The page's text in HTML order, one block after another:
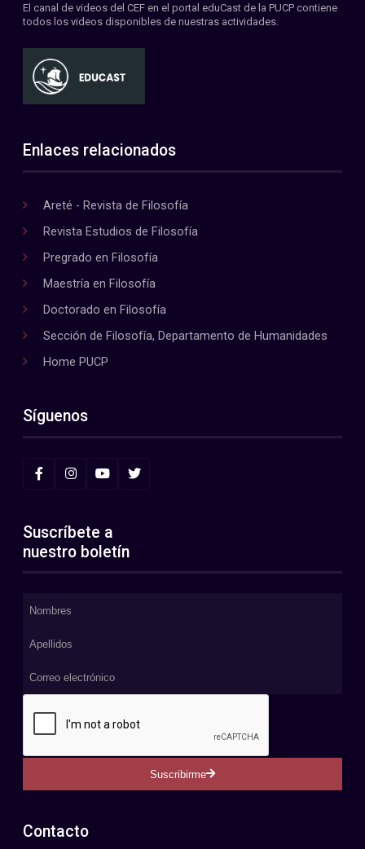
El canal de videos del CEF en el portal eduCast de la PUCP contiene
todos los videos disponibles de nuestras actividades.
Enlaces relacionados
Areté - Revista de Filosofía
Revista Estudios de Filosofía
Pregrado en Filosofía
Maestría en Filosofía
Doctorado en Filosofía
Sección de Filosofía, Departamento de Humanidades
Home PUCP
Síguenos
Suscríbete a
nuestro boletín
Suscribirme
Contacto